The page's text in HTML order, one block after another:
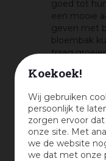
Koekoek!
Wij gebruiken
persoonlijk te
zorgen ervoor
onze site. Met
we de website
we dat met onze
goed tot
een mooie
geven met
bloembak
traag
conifeer